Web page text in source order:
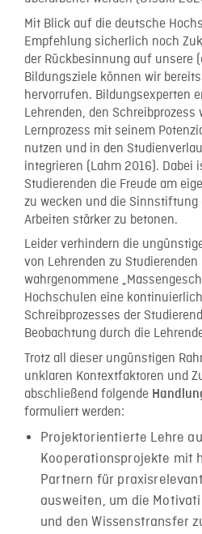
Mit Blick auf die deutsche
Empfehlung sicherlich noch
der Rückbesinnung auf unsere
Bildungsziele können wir
hervorrufen. Bildungsexperten
Lehrenden, den Schreibprozess
Lernprozess mit seinem
nutzen und in den
integrieren (Lahm 2016). Dabei
Studierenden die Freude am
zu wecken und die
Arbeiten stärker zu betonen.
Leider verhindern die
von Lehrenden zu Studierenden
wahrgenommene
Hochschulen eine
Schreibprozesses der
Beobachtung durch die
Trotz all dieser ungünstigen
unklaren Kontextfaktoren und
abschließend folgende
formuliert werden:
Projektorientierte Lehre
Kooperationsprojekte mit
Partnern für
ausweiten, um die
und den Wissenstransfer